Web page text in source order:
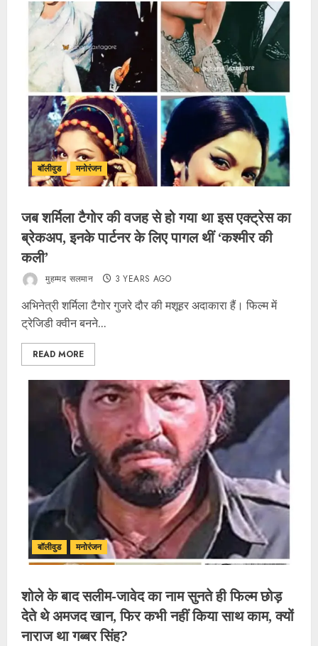
बॉलीवुड मनोरंजन
जब शर्मिला टैगोर की वजह से हो गया था इस एक्ट्रेस का
ब्रेकअप, इनके पार्टनर के लिए पागल थीं ‘कश्मीर की
कली’
मुहम्मद सलमान 3 YEARS AGO
अभिनेत्री शर्मिला टैगोर गुजरे दौर की मशूहर अदाकारा हैं। फिल्म में
ट्रेजिडी क्वीन बनने...
READ MORE
बॉलीवुड मनोरंजन
शोले के बाद सलीम-जावेद का नाम सुनते ही फिल्म छोड़
देते थे अमजद खान, फिर कभी नहीं किया साथ काम, क्यों
नाराज था गब्बर सिंह?